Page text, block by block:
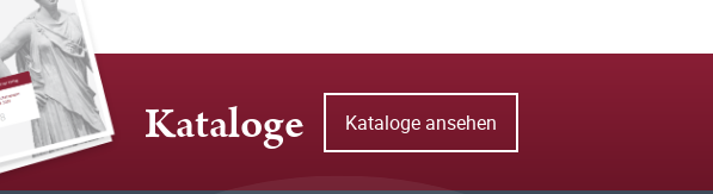
Kataloge Kataloge ansehen